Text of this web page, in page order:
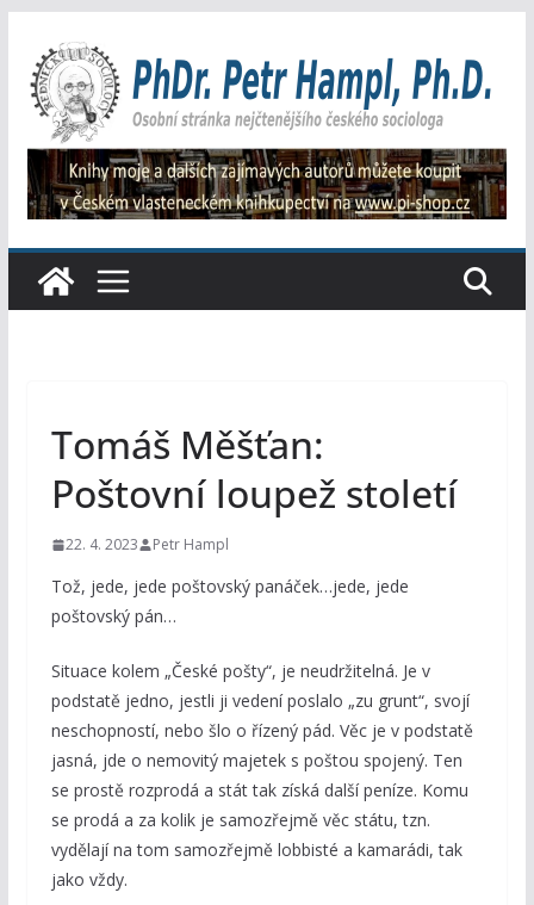
obsah
Tomáš Měšťan:
Poštovní loupež století
22. 4. 2023 Petr Hampl
Tož, jede, jede poštovský panáček…jede, jede
poštovský pán…
Situace kolem „České pošty“, je neudržitelná. Je v
podstatě jedno, jestli ji vedení poslalo „zu grunt“, svojí
neschopností, nebo šlo o řízený pád. Věc je v podstatě
jasná, jde o nemovitý majetek s poštou spojený. Ten
se prostě rozprodá a stát tak získá další peníze. Komu
se prodá a za kolik je samozřejmě věc státu, tzn.
vydělají na tom samozřejmě lobbisté a kamarádi, tak
jako vždy.